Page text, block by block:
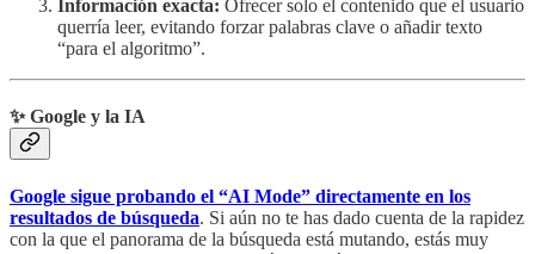
Información exacta: Ofrecer solo el contenido que el usuario
querría leer, evitando forzar palabras clave o añadir texto
“para el algoritmo”.
✨ Google y la IA
Google sigue probando el “AI Mode” directamente en los
resultados de búsqueda. Si aún no te has dado cuenta de la rapidez
con la que el panorama de la búsqueda está mutando, estás muy